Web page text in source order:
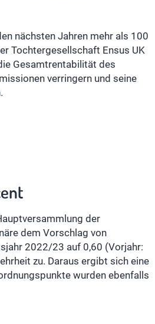
nächsten Jahren mehr als 100
Tochtergesellschaft Ensus UK
Gesamtrentabilität des
verringern und seine
der
dem Vorschlag von
2022/23 auf 0,60 (Vorjahr:
zu. Daraus ergibt sich eine
wurden ebenfalls